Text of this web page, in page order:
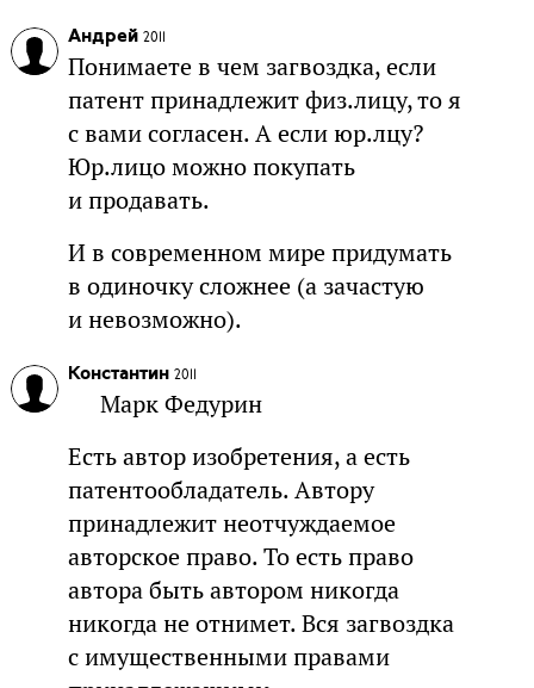
Андрей 2011
Понимаете в чем загвоздка, если
патент принадлежит физ.лицу, то я
с вами согласен. А если юр.лцу?
Юр.лицо можно покупать
и продавать.
И в современном мире придумать
в одиночку сложнее (а зачастую
и невозможно).
Константин 2011
Марк Федурин
Есть автор изобретения, а есть
патентообладатель. Автору
принадлежит неотчуждаемое
авторское право. То есть право
автора быть автором никогда
никогда не отнимет. Вся загвоздка
с имущественными правами